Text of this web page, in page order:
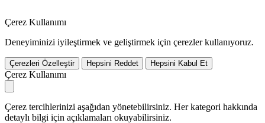
Çerez Kullanımı
Deneyiminizi iyileştirmek ve geliştirmek için çerezler kullanıyoruz.
Çerezleri Özelleştir Hepsini Reddet Hepsini Kabul Et
Çerez Kullanımı
Çerez tercihlerinizi aşağıdan yönetebilirsiniz. Her kategori hakkında
detaylı bilgi için açıklamaları okuyabilirsiniz.